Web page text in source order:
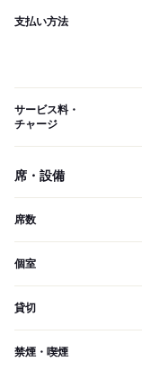
支払い方法
サービス料・
チャージ
席・設備
席数
個室
貸切
禁煙・喫煙